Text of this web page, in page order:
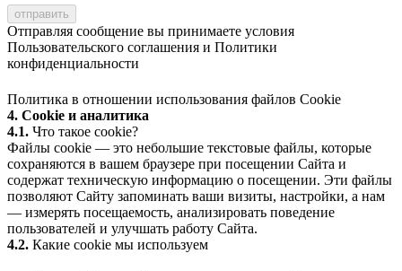
Отправляя сообщение вы принимаете условия
Пользовательского соглашения и Политики
конфиденциальности
Политика в отношении использования файлов Cookie
4. Cookie и аналитика
4.1. Что такое cookie?
Файлы cookie — это небольшие текстовые файлы, которые
сохраняются в вашем браузере при посещении Сайта и
содержат техническую информацию о посещении. Эти файлы
позволяют Сайту запоминать ваши визиты, настройки, а нам
— измерять посещаемость, анализировать поведение
пользователей и улучшать работу Сайта.
4.2. Какие cookie мы используем